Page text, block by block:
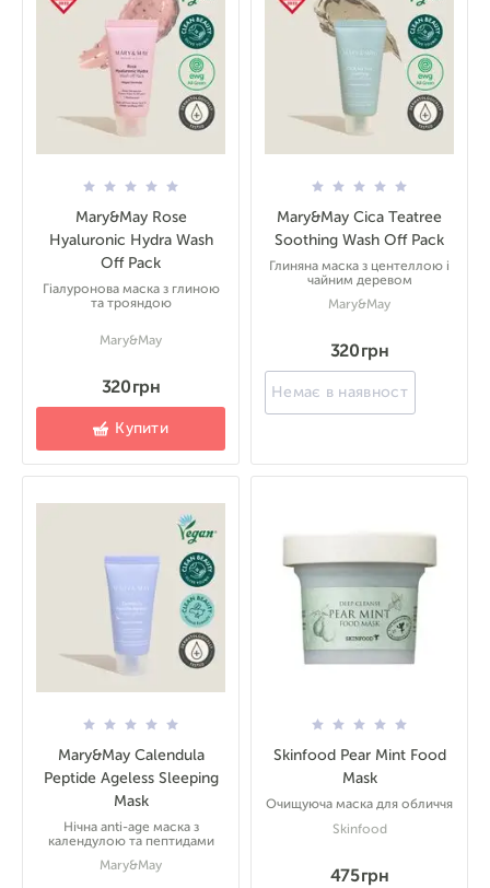
Mary&May Rose
Hyaluronic Hydra Wash
Off Pack
Гіалуронова маска з глиною
та трояндою
Mary&May
320 грн
Купити
Mary&May Cica Teatree
Soothing Wash Off Pack
Глиняна маска з центеллою і
чайним деревом
Mary&May
320 грн
Немає в наявності
Mary&May Calendula
Peptide Ageless Sleeping
Mask
Нічна anti-age маска з
календулою та пептидами
Mary&May
Skinfood Pear Mint Food
Mask
Очищуюча маска для обличчя
Skinfood
475 грн